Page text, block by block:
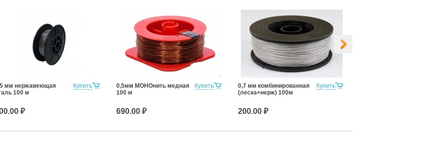
Купить
мм нержавеющая
100 м
₽
Купить
0,5мм МОНОнить медная
100 м
690.00 ₽
Купить
0,7 мм комбинированная
(леска+нерж) 100м
200.00 ₽